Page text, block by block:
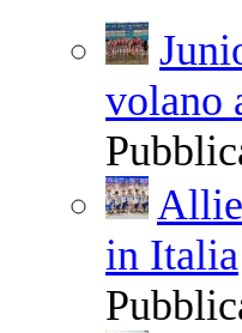
volano
in Italia